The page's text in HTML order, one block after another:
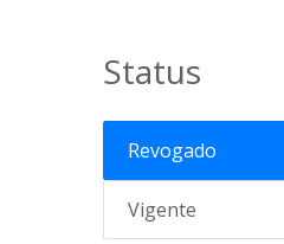
Status
Revogado
Vigente